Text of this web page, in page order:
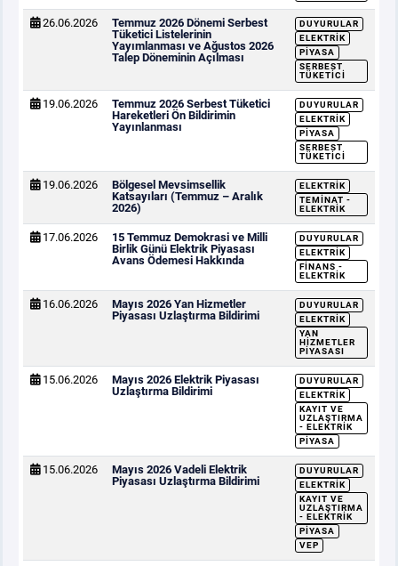
26.06.2026
Temmuz 2026 Dönemi Serbest
Tüketici Listelerinin
Yayımlanması ve Ağustos 2026
Talep Döneminin Açılması
DUYURULAR
ELEKTRIK
PIYASA
SERBEST
TÜKETICI
19.06.2026
Temmuz 2026 Serbest Tüketici
Hareketleri Ön Bildirimin
Yayınlanması
DUYURULAR
ELEKTRIK
PIYASA
SERBEST
TÜKETICI
19.06.2026
Bölgesel Mevsimsellik
Katsayıları (Temmuz – Aralık
2026)
ELEKTRIK
TEMINAT -
ELEKTRIK
17.06.2026
15 Temmuz Demokrasi ve Milli
Birlik Günü Elektrik Piyasası
Avans Ödemesi Hakkında
DUYURULAR
ELEKTRIK
FINANS -
ELEKTRIK
16.06.2026
Mayıs 2026 Yan Hizmetler
Piyasası Uzlaştırma Bildirimi
DUYURULAR
ELEKTRIK
YAN
HIZMETLER
PIYASASI
15.06.2026
Mayıs 2026 Elektrik Piyasası
Uzlaştırma Bildirimi
DUYURULAR
ELEKTRIK
KAYIT VE
UZLAŞTIRMA
- ELEKTRIK
PIYASA
15.06.2026
Mayıs 2026 Vadeli Elektrik
Piyasası Uzlaştırma Bildirimi
DUYURULAR
ELEKTRIK
KAYIT VE
UZLAŞTIRMA
- ELEKTRIK
PIYASA
VEP